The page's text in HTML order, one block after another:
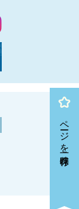
たびたびほうふ」
ページを一時保存